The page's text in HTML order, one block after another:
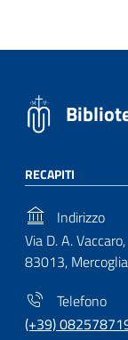
RECAPITI
Indirizzo
Via D. A.
83013,
Telefono
(+39)